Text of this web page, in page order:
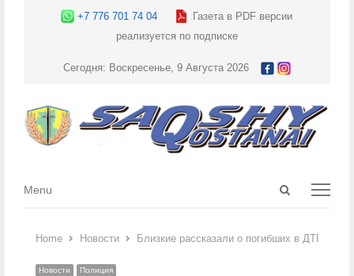
+7 776 701 74 04
Газета в PDF версии
реализуется по подписке
Сегодня: Воскресенье, 9 Августа 2026
Open
Menu
Menu
Home Новости Близкие рассказали о погибших в ДТП
Новости Полиция